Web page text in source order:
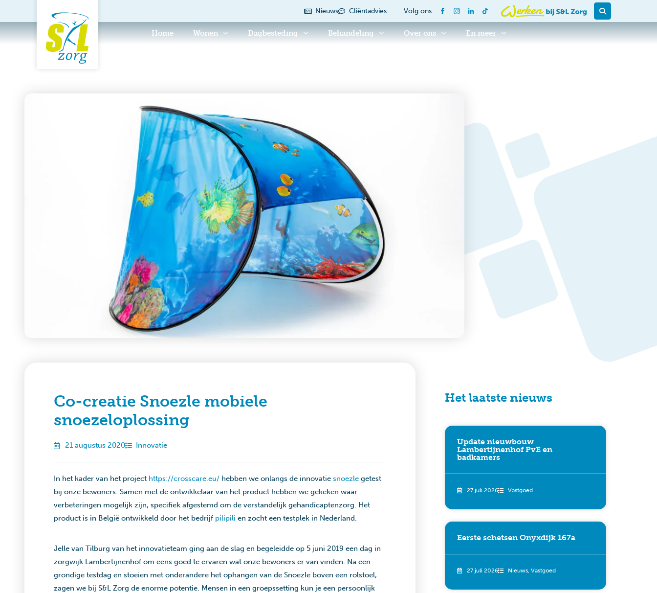
Nieuws Cliëntadvies Volg ons
Home Wonen Dagbesteding Behandeling Over ons En meer
Co-creatie Snoezle mobiele
snoezeloplossing
21 augustus 2020 Innovatie
In het kader van het project https://crosscare.eu/ hebben we onlangs de innovatie snoezle getest
bij onze bewoners. Samen met de ontwikkelaar van het product hebben we gekeken waar
verbeteringen mogelijk zijn, specifiek afgestemd om de verstandelijk gehandicaptenzorg. Het
product is in België ontwikkeld door het bedrijf pilipili en zocht een testplek in Nederland.
Jelle van Tilburg van het innovatieteam ging aan de slag en begeleidde op 5 juni 2019 een dag in
zorgwijk Lambertijnenhof om eens goed te ervaren wat onze bewoners er van vinden. Na een
grondige testdag en stoeien met onderandere het ophangen van de Snoezle boven een rolstoel,
zagen we bij S&L Zorg de enorme potentie. Mensen in een groepssetting kun je een persoonlijk
Het laatste nieuws
Update nieuwbouw
Lambertijnenhof PvE en
badkamers
27 juli 2026 Vastgoed
Eerste schetsen Onyxdijk 167a
27 juli 2026 Nieuws, Vastgoed